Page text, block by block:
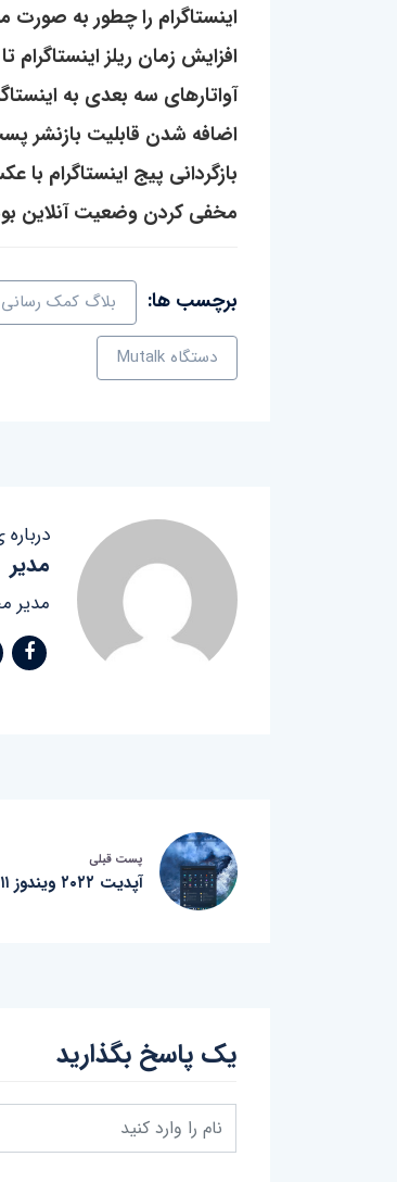
اینستاگرام را چطور به صورت
افزایش زمان ریلز اینستاگرام تا ۹۰ ثانیه
آواتارهای سه بعدی به
اضافه شدن قابلیت بازنشر
بازگردانی پیج اینستاگرام
مخفی کردن وضعیت آنلاین
برچسب ها: بلاگ کمک رسانی
دستگاه Mutalk
مدیر
مدیر
پست قبلی
آپدیت ۲۰۲۲ ویندوز ۱۱ منتشر شد
یک پاسخ بگذارید